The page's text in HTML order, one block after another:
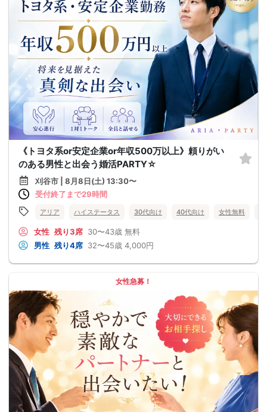
《トヨタ系or安定企業or年収500万以上》頼りがい
のある男性と出会う婚活PARTY☆
刈谷市 | 8月8日(土) 13:30〜
受付終了まで29時間
アリア ハイステータス 30代向け 40代向け 女性無料
女性 残り3席 30〜43歳 無料
男性 残り4席 32〜45歳 4,000円
女性急募！